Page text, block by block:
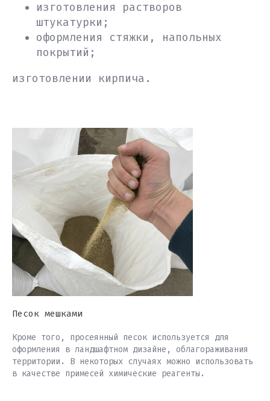
изготовления растворов
штукатурки;
оформления стяжки, напольных
покрытий;
изготовлении кирпича.
Песок мешками
Кроме того, просеянный песок используется для
оформления в ландшафтном дизайне, облагораживания
территории. В некоторых случаях можно использовать
в качестве примесей химические реагенты.